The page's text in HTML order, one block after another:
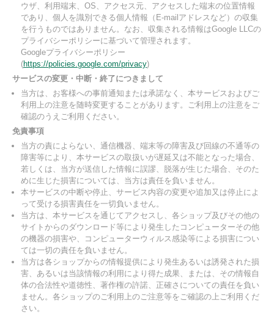
ウザ、利用端末、OS、アクセス元、アクセスした端末の位置情報
であり、個人を識別できる個人情報（E-mailアドレスなど）の収集
を行うものではありません。なお、収集される情報はGoogle LLCの
プライバシーポリシーに基づいて管理されます。
Googleプライバシーポリシー
(https://policies.google.com/privacy)
サービスの変更・中断・終了につきまして
当方は、お客様への事前通知または承諾なく、本サービスおよびご
利用上の注意を随時変更することがあります。ご利用上の注意をご
確認のうえご利用ください。
免責事項
当方の責によらない、通信機器、端末等の障害及び回線の不通等の
障害等により、本サービスの取扱いが遅延又は不能となった場合、
若しくは、当方が送信した情報に誤謬、脱落が生じた場合、そのた
めに生じた損害については、当方は責任を負いません。
本サービスの中断や停止、サービス内容の変更や追加又は停止によ
って受ける損害責任を一切負いません。
当方は、本サービスを通じてアクセスし、各ショップ及びその他の
サイトからのダウンロード等により発生したコンピューターその他
の機器の損害や、コンピューターウィルス感染等による損害につい
ては一切の責任を負いません。
当方は各ショップからの情報提供により発生あるいは誘発された損
害、あるいは当該情報の利用により得た成果、または、その情報自
体の合法性や道徳性、著作権の許諾、正確さについての責任を負い
ません。各ショップのご利用上のご注意等をご確認の上ご利用くだ
さい。